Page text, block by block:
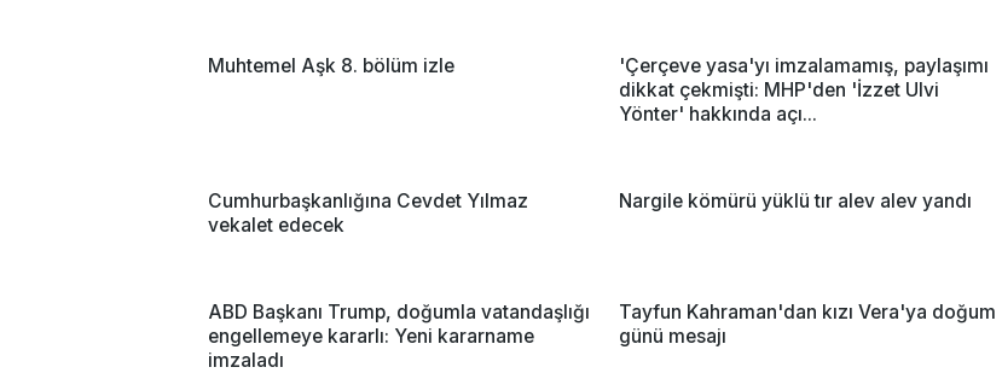
Muhtemel Aşk 8. bölüm izle
'Çerçeve yasa'yı imzalamamış, paylaşımı
dikkat çekmişti: MHP'den 'İzzet Ulvi
Yönter' hakkında açı...
Cumhurbaşkanlığına Cevdet Yılmaz
vekalet edecek
Nargile kömürü yüklü tır alev alev yandı
ABD Başkanı Trump, doğumla vatandaşlığı
engellemeye kararlı: Yeni kararname
imzaladı
Tayfun Kahraman'dan kızı Vera'ya doğum
günü mesajı